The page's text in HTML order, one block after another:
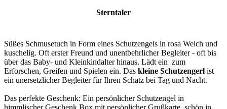
Sterntaler
Süßes Schmusetuch in Form eines Schutzengels in rosa Weich und
kuschelig. Oft erster Freund und unentbehrlicher Begleiter - oft bis
über das Baby- und Kleinkindalter hinaus. Lädt ein zum
Erforschen, Greifen und Spielen ein. Das kleine Schutzengerl ist
ein unersetzlicher Begleiter für Ihren Schatz bei Tag und Nacht.
Das perfekte Geschenk: Ein persönlicher Schutzengel in
himmlischer Geschenk Box mit persönlicher Grußkarte, schön in